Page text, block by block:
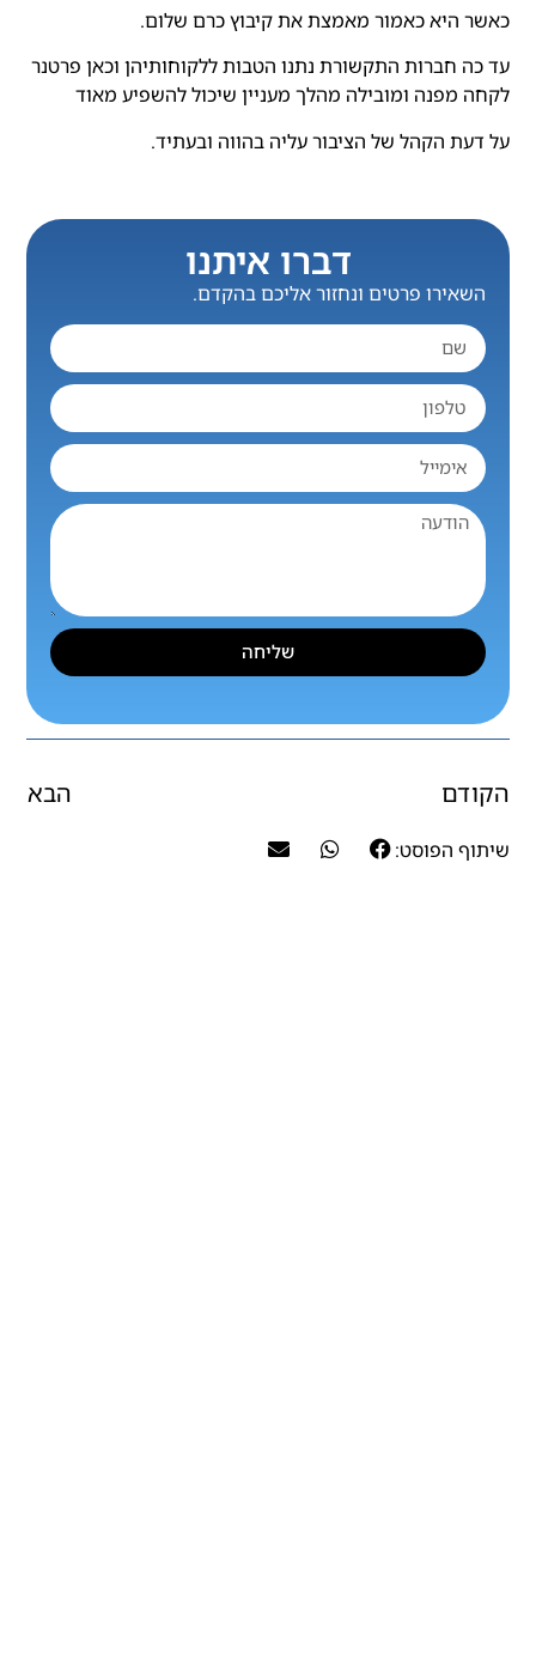
כאשר היא כאמור מאמצת את קיבוץ כרם שלום.
עד כה חברות התקשורת נתנו הטבות ללקוחותיהן וכאן פרטנר
לקחה מפנה ומובילה מהלך מעניין שיכול להשפיע מאוד
על דעת הקהל של הציבור עליה בהווה ובעתיד.
דברו איתנו
השאירו פרטים ונחזור אליכם בהקדם.
שליחה
הקודם הבא
שיתוף הפוסט: